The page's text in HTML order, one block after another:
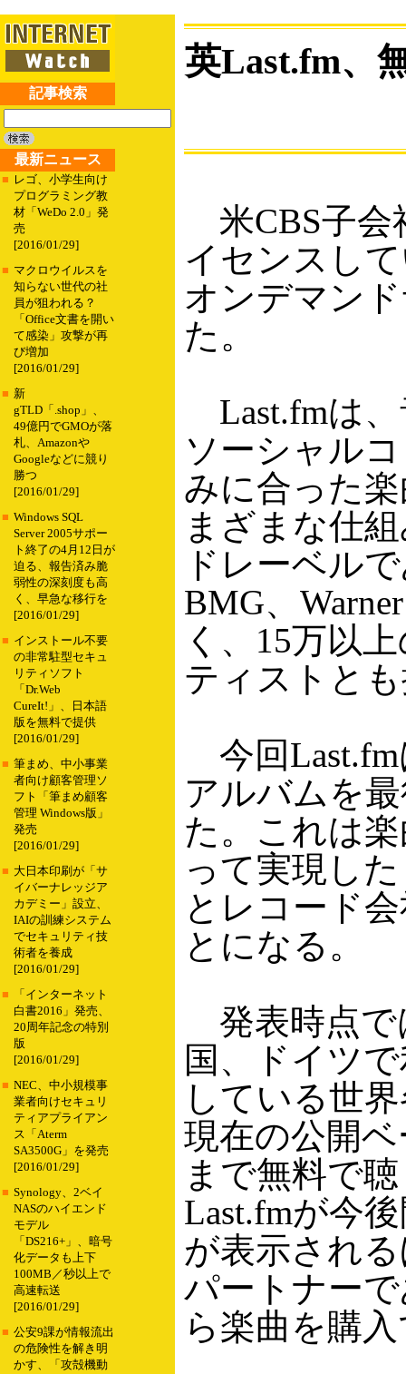
記事検索
最新ニュース
■ レゴ、小学生向け
プログラミング教
材「WeDo 2.0」発
売
[2016/01/29]
■ マクロウイルスを
知らない世代の社
員が狙われる？
「Office文書を開い
て感染」攻撃が再
び増加
[2016/01/29]
■ 新
gTLD「.shop」、
49億円でGMOが落
札、Amazonや
Googleなどに競り
勝つ
[2016/01/29]
■ Windows SQL
Server 2005サポー
ト終了の4月12日が
迫る、報告済み脆
弱性の深刻度も高
く、早急な移行を
[2016/01/29]
■ インストール不要
の非常駐型セキュ
リティソフト
「Dr.Web
CureIt!」、日本語
版を無料で提供
[2016/01/29]
■ 筆まめ、中小事業
者向け顧客管理ソ
フト「筆まめ顧客
管理 Windows版」
発売
[2016/01/29]
■ 大日本印刷が「サ
イバーナレッジア
カデミー」設立、
IAIの訓練システム
でセキュリティ技
術者を養成
[2016/01/29]
■
「インターネット
白書2016」発売、
20周年記念の特別
版
[2016/01/29]
■ NEC、中小規模事
業者向けセキュリ
ティアプライアン
ス「Aterm
SA3500G」を発売
[2016/01/29]
■ Synology、2ベイ
NASのハイエンド
モデル
「DS216+」、暗号
化データも上下
100MB／秒以上で
高速転送
[2016/01/29]
■ 公安9課が情報流出
の危険性を解き明
かす、「攻殻機動
英Last.fm、
米CBS子会
イセンスし
オンデマン
た。
Last.fmは、
ソーシャル
みに合った
まざまな仕
ドレーベル
BMG、
く、15万以
ティストと
今回
アルバムを
た。これは
って実現し
とレコード
とになる。
発表時点で
国、ドイツ
している世
現在の公開
まで無料で
Last.fmが今
が表示され
パートナーで
ら楽曲を購